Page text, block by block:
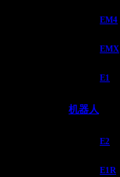
EM4
EMX
E1
机器人
E2
E1R